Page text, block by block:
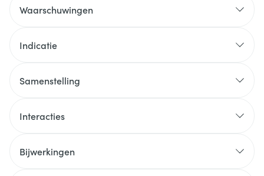
Waarschuwingen
Indicatie
Samenstelling
Interacties
Bijwerkingen